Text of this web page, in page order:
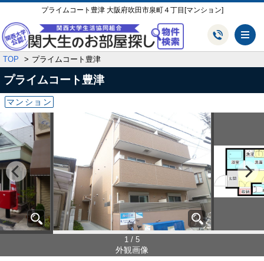
プライムコート豊津 大阪府吹田市泉町４丁目[マンション]
TOP プライムコート豊津
プライムコート豊津
マンション
1 / 5
外観画像